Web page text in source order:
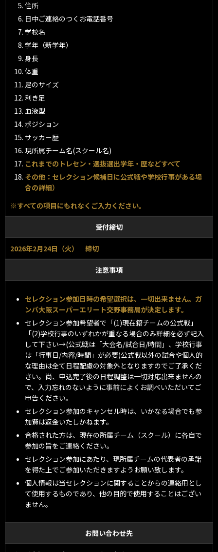
住所
日中ご連絡のつくお電話番号
学校名
学年（新学年）
身長
体重
足のサイズ
利き足
血液型
ポジション
サッカー歴
現所属チーム名(スクール名)
これまでのトレセン・選抜選出学年・歴などすべて
その他：セレクション候補日に公式戦や学校行事がある場
合の詳細）
※すべての項目にもれなくご入力ください。
受付締切
2026年2月24日（火） 締切
注意事項
セレクション参加日時の希望選択は、一切出来ません。ガ
ンバ大阪スーパーエリート交野事務局が決定します。
セレクション参加希望者で「(1)現在籍チームの公式戦」
「(2)学校行事のいずれかが重なる場合のみ詳細を必ず記入
して下さい→(公式戦は「大会名/試合日/時間」、学校行事
は「行事日/内容/時間」が必要)公式戦以外の試合や個人的
な理由は全て日程配慮の対象外となりますのでご了承くだ
さい。尚、申込完了後の日程調整は一切対応出来ませんの
で、入力忘れのないように事前によくお調べいただいてご
申告ください。
セレクション参加のキャンセル時は、いかなる場合でも参
加費は返金いたしかねます。
合格された方は、現在の所属チーム（スクール）に各自で
参加の旨をご連絡ください。
セレクション参加にあたり、現所属チームの代表者の承諾
を得た上でご参加いただきますようお願い致します。
個人情報は当セレクションに関することからの連絡用とし
て使用するものであり、他の目的で使用することはござい
ません。
お問い合わせ先